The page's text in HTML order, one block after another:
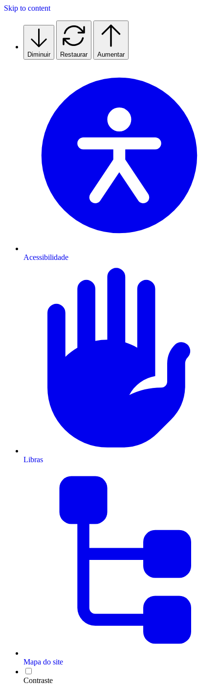
Skip to content
Diminuir Restaurar Aumentar
Acessibilidade
Libras
Mapa do site
Contraste